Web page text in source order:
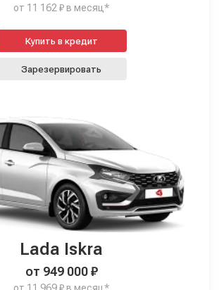
от 11 162 ₽ в месяц*
Купить в кредит
Зарезервировать
Lada Iskra
от 949 000 ₽